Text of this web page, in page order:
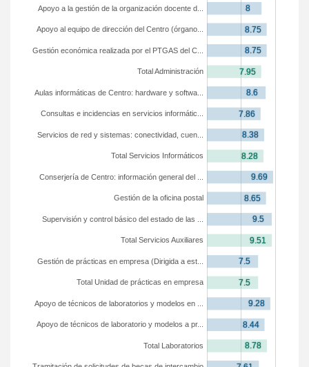
Total Laboratorios
Apoyo de técnicos de laboratorio y modelos a pr...
Apoyo de técnicos de laboratorios y modelos en ...
Total Unidad de prácticas en empresa
Gestión de prácticas en empresa (Dirigida a est...
Total Servicios Auxiliares
Supervisión y control básico del estado de las ...
Gestión de la oficina postal
Conserjería de Centro: información general del ...
Total Servicios Informáticos
Servicios de red y sistemas: conectividad, cuen...
Consultas e incidencias en servicios informátic...
Aulas informáticas de Centro: hardware y softwa...
Total Administración
Gestión económica realizada por el PTGAS del C...
Apoyo al equipo de dirección del Centro (órgano...
Apoyo a la gestión de la organización docente d...